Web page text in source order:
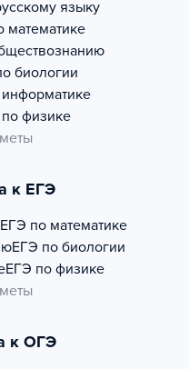
языку
математике
биологии
физике
к ЕГЭ
ЕГЭ по математике
ЕГЭ по биологии
ЕГЭ по физике
к ОГЭ